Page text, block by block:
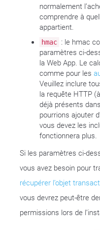
normalement
comprendre à
appartient.
hmac : le hmac
paramètres ci-
la Web App. Le
comme pour les
Veuillez inclure
la requête HTTP
déjà présents
pourrions ajouter
vous devez les
fonctionnera plus.
Si les paramètres ci-
vous avez besoin pour
récupérer l’objet
vous devrez peut-être
permissions lors de